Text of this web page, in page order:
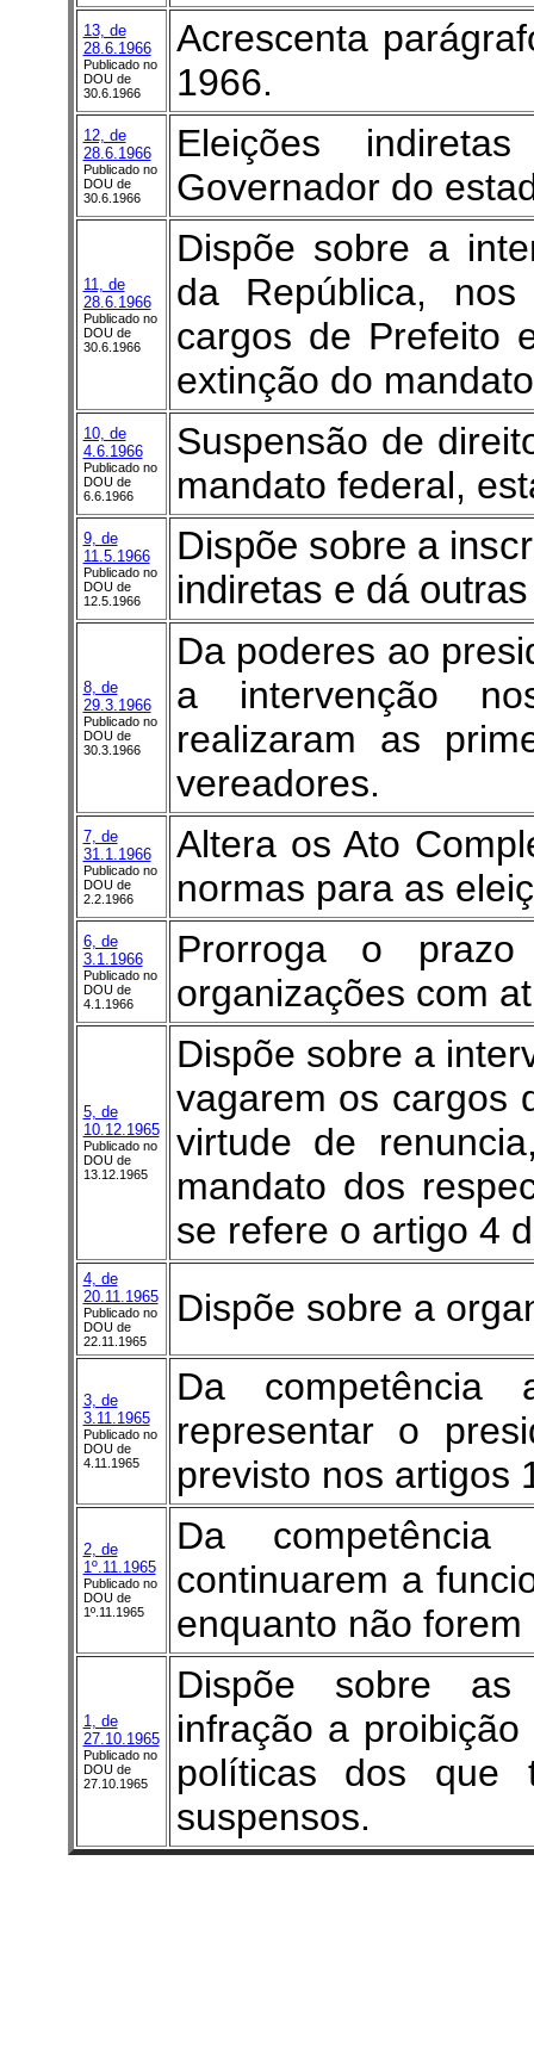
13, de
28.6.1966
Publicado no
DOU de
30.6.1966
Acrescenta
1966.
12, de
28.6.1966
Publicado no
DOU de
30.6.1966
Eleições
Governador do
11, de
28.6.1966
Publicado no
DOU de
30.6.1966
Dispõe sobre a
da República,
cargos de Prefeito
extinção do
10, de
4.6.1966
Publicado no
DOU de
6.6.1966
Suspensão de
mandato federal,
9, de
11.5.1966
Publicado no
DOU de
12.5.1966
Dispõe sobre a
indiretas e dá
8, de
29.3.1966
Publicado no
DOU de
30.3.1966
Da poderes ao
a intervenção
realizaram as
vereadores.
7, de
31.1.1966
Publicado no
DOU de
2.2.1966
Altera os Ato
normas para as
6, de
3.1.1966
Publicado no
DOU de
4.1.1966
Prorroga o
organizações com
5, de
10.12.1965
Publicado no
DOU de
13.12.1965
Dispõe sobre a
vagarem os cargos
virtude de
mandato dos
se refere o artigo 4
4, de
20.11.1965
Publicado no
DOU de
22.11.1965
Dispõe sobre a
3, de
3.11.1965
Publicado no
DOU de
4.11.1965
Da
representar o
previsto nos artigos
2, de
1º.11.1965
Publicado no
DOU de
1º.11.1965
Da
continuarem a
enquanto não
1, de
27.10.1965
Publicado no
DOU de
27.10.1965
Dispõe sobre as
infração a
políticas dos que
suspensos.